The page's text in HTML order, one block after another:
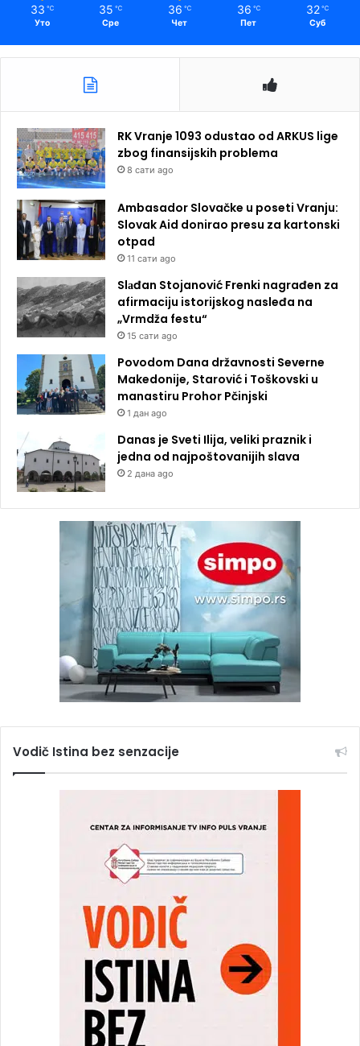
33 ℃
Уто
35 ℃
Сре
36 ℃
Чет
36 ℃
Пет
32 ℃
Суб
RK Vranje 1093 odustao od ARKUS lige
zbog finansijskih problema
8 сати ago
Ambasador Slovačke u poseti Vranju:
Slovak Aid donirao presu za kartonski
otpad
11 сати ago
Slаđan Stojanović Frenki nagrađen za
afirmaciju istorijskog nasleđa na
„Vrmdža festu“
15 сати ago
Povodom Dana državnosti Severne
Makedonije, Starović i Toškovski u
manastiru Prohor Pčinjski
1 дан ago
Danas je Sveti Ilija, veliki praznik i
jedna od najpoštovanijih slava
2 дана ago
Vodič Istina bez senzacije